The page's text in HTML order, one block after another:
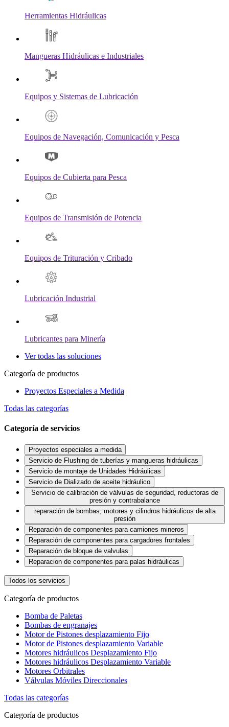
Herramientas Hidráulicas
Mangueras Hidráulicas e Industriales
Equipos y Sistemas de Lubricación
Equipos de Navegación, Comunicación y Pesca
Equipos de Cubierta para Pesca
Equipos de Transmisión de Potencia
Equipos de Trituración y Cribado
Lubricación Industrial
Lubricantes para Minería
Ver todas las soluciones
Categoría de productos
Proyectos Especiales a Medida
Todas las categorías
Categoría de servicios
Proyectos especiales a medida
Servicio de Flushing de tuberías y mangueras hidráulicas
Servicio de montaje de Unidades Hidráulicas
Servicio de Dializado de aceite hidráulico
Servicio de calibración de válvulas de seguridad, reductoras de
presión y contrabalance
reparación de bombas, motores y cilindros hidráulicos de alta
presión
Reparación de componentes para camiones mineros
Reparación de componentes para cargadores frontales
Reparación de bloque de valvulas
Reparacion de componentes para palas hidráulicas
Todos los servicios
Categoría de productos
Bomba de Paletas
Bombas de engranajes
Motor de Pistones desplazamiento Fijo
Motor de Pistones desplazamiento Variable
Motores hidráulicos Desplazamiento Fijo
Motores hidráulicos Desplazamiento Variable
Motores Orbitrales
Válvulas Móviles Direccionales
Todas las categorías
Categoría de productos